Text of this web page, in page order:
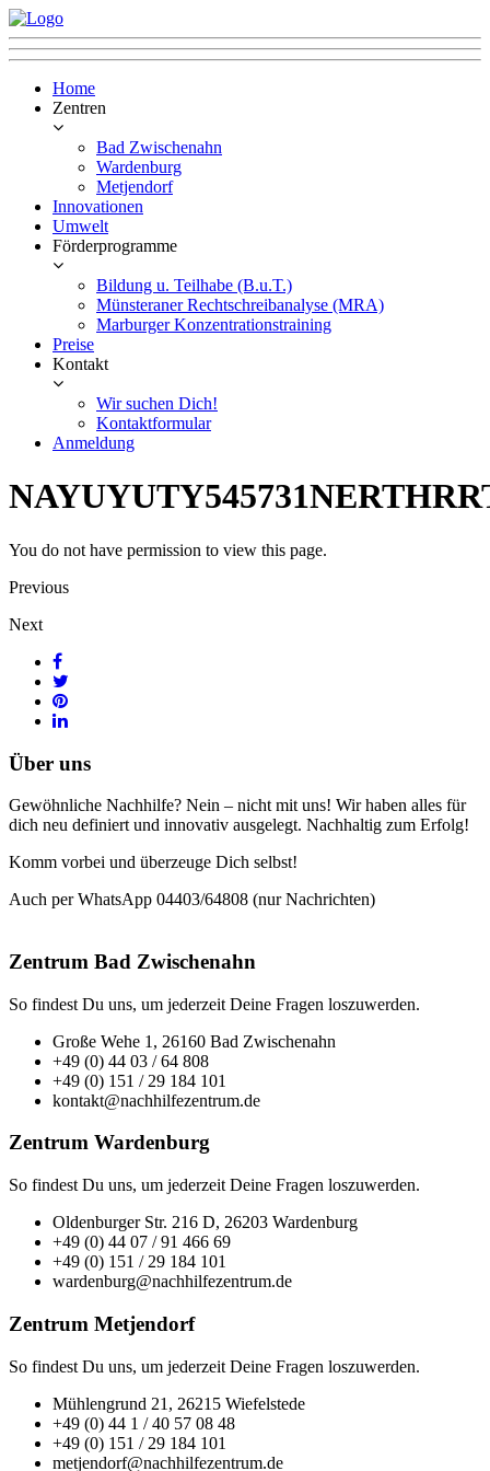
Home
Zentren
Bad Zwischenahn
Wardenburg
Metjendorf
Innovationen
Umwelt
Förderprogramme
Bildung u. Teilhabe (B.u.T.)
Münsteraner Rechtschreibanalyse (MRA)
Marburger Konzentrationstraining
Preise
Kontakt
Wir suchen Dich!
Kontaktformular
Anmeldung
You do not have permission to view this page.
Previous
Next
Über uns
Gewöhnliche Nachhilfe? Nein – nicht mit uns! Wir haben alles für
dich neu definiert und innovativ ausgelegt. Nachhaltig zum Erfolg!
Komm vorbei und überzeuge Dich selbst!
Auch per WhatsApp 04403/64808 (nur Nachrichten)
Zentrum Bad Zwischenahn
So findest Du uns, um jederzeit Deine Fragen loszuwerden.
Große Wehe 1, 26160 Bad Zwischenahn
+49 (0) 44 03 / 64 808
+49 (0) 151 / 29 184 101
kontakt@nachhilfezentrum.de
Zentrum Wardenburg
So findest Du uns, um jederzeit Deine Fragen loszuwerden.
Oldenburger Str. 216 D, 26203 Wardenburg
+49 (0) 44 07 / 91 466 69
+49 (0) 151 / 29 184 101
wardenburg@nachhilfezentrum.de
Zentrum Metjendorf
So findest Du uns, um jederzeit Deine Fragen loszuwerden.
Mühlengrund 21, 26215 Wiefelstede
+49 (0) 44 1 / 40 57 08 48
+49 (0) 151 / 29 184 101
metjendorf@nachhilfezentrum.de